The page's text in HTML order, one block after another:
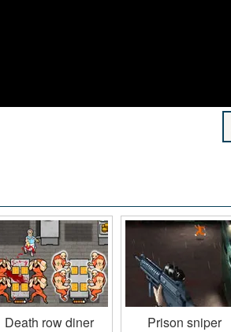
Death row diner Prison sniper